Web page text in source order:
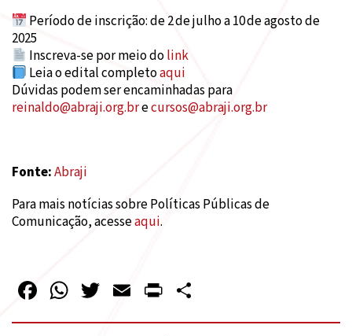
Período de inscrição: de 2 de julho a 10 de agosto de
2025
Inscreva-se por meio dolink
Leia o edital completoaqui
Dúvidas podem ser encaminhadas para
reinaldo@abraji.org.brecursos@abraji.org.br
Fonte:Abraji
Para mais notícias sobre Políticas Públicas de
Comunicação, acesseaqui.
Facebook
WhatsApp
Twitter
EmailPrintFriendly